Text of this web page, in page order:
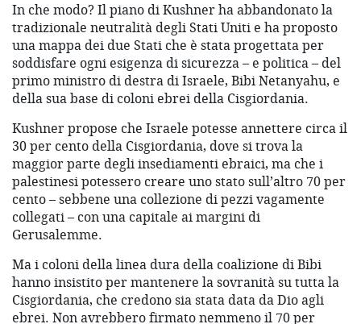
In che modo? Il piano di Kushner ha abbandonato la
tradizionale neutralità degli Stati Uniti e ha proposto
una mappa dei due Stati che è stata progettata per
soddisfare ogni esigenza di sicurezza – e politica – del
primo ministro di destra di Israele, Bibi Netanyahu, e
della sua base di coloni ebrei della Cisgiordania.
Kushner propose che Israele potesse annettere circa il
30 per cento della Cisgiordania, dove si trova la
maggior parte degli insediamenti ebraici, ma che i
palestinesi potessero creare uno stato sull’altro 70 per
cento – sebbene una collezione di pezzi vagamente
collegati – con una capitale ai margini di
Gerusalemme.
Ma i coloni della linea dura della coalizione di Bibi
hanno insistito per mantenere la sovranità su tutta la
Cisgiordania, che credono sia stata data da Dio agli
ebrei. Non avrebbero firmato nemmeno il 70 per